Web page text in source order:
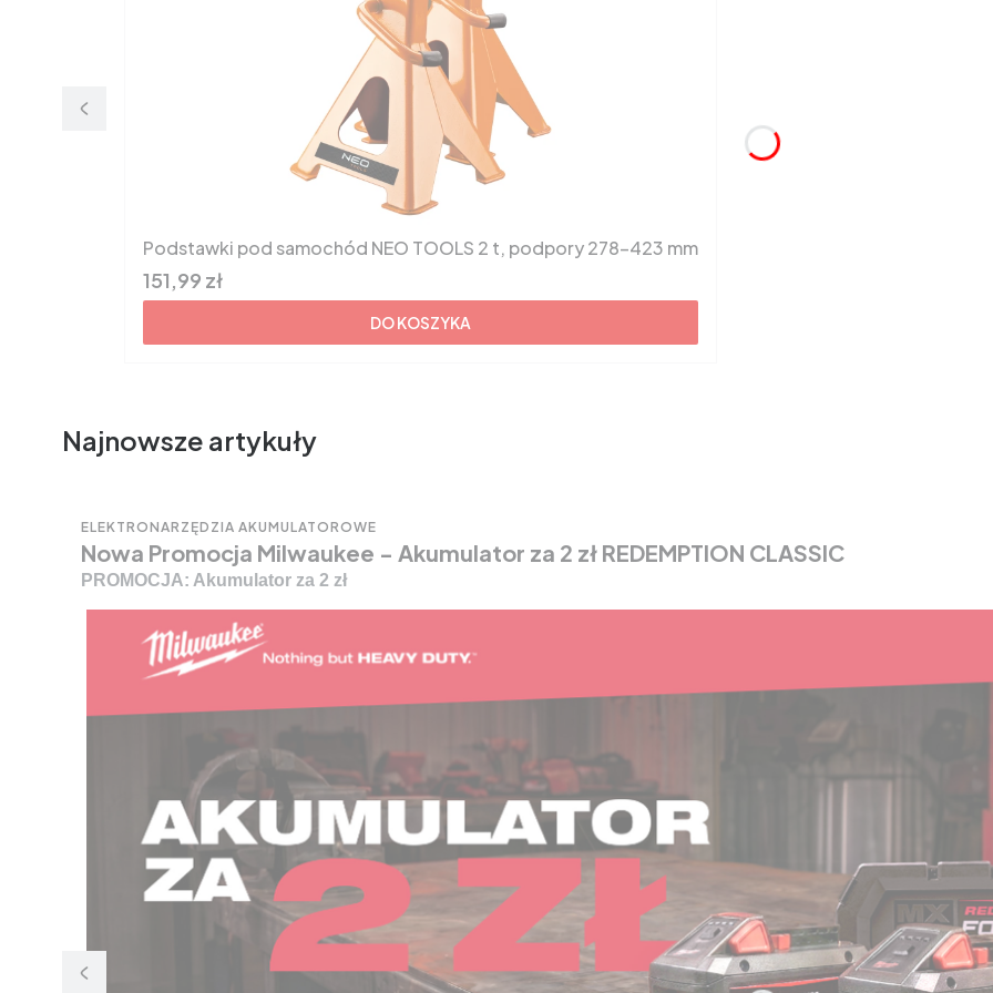
Podstawki pod samochód NEO TOOLS 2 t, podpory 278-423 mm
Cena brutto
151,99 zł
DO KOSZYKA
Najnowsze artykuły
ELEKTRONARZĘDZIA AKUMULATOROWE
Nowa Promocja Milwaukee - Akumulator za 2 zł REDEMPTION CLASSIC
PROMOCJA: Akumulator za 2 zł